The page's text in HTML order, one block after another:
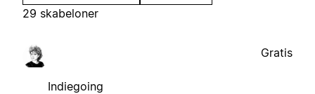
29 skabeloner
Indiegoing
Gratis